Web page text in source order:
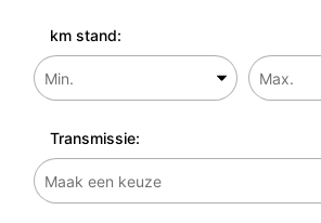
km stand:
Transmissie: